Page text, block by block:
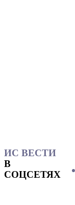
ИС ВЕСТИ
В
СОЦСЕТЯХ